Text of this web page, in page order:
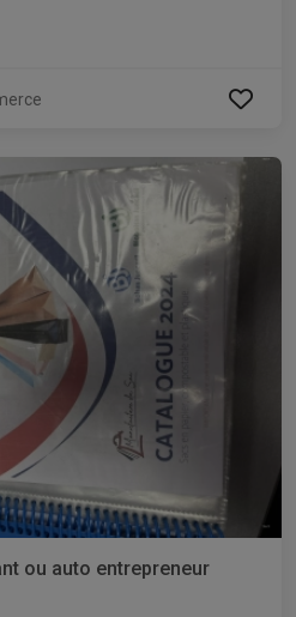
ou auto entrepreneur